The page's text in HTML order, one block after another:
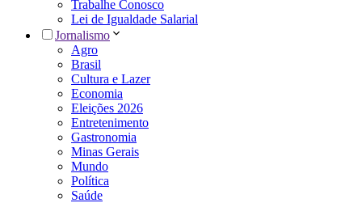
Trabalhe Conosco
Lei de Igualdade Salarial
Jornalismo
Agro
Brasil
Cultura e Lazer
Economia
Eleições 2026
Entretenimento
Gastronomia
Minas Gerais
Mundo
Política
Saúde